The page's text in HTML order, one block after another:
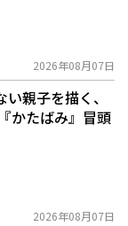
2026年08月07日
親子を描く、
かたばみ』冒頭
2026年08月07日